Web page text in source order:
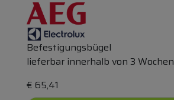
Befestigungsbügel
lieferbar innerhalb von 3 Wochen
€ 65,41